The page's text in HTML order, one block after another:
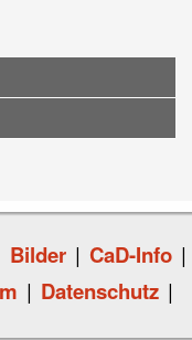
Bilder | CaD-Info |
| Datenschutz |